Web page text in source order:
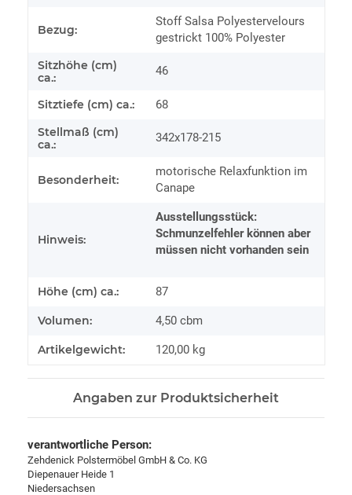
Bezug:
Stoff Salsa Polyestervelours
gestrickt 100% Polyester
Sitzhöhe (cm)
ca.:
46
Sitztiefe (cm) ca.:
68
Stellmaß (cm)
ca.:
342x178-215
Besonderheit:
motorische Relaxfunktion im
Canape
Hinweis:
Ausstellungsstück:
Schmunzelfehler können aber
müssen nicht vorhanden sein
Höhe (cm) ca.: 87
Volumen: 4,50 cbm
Artikelgewicht: 120,00 kg
Angaben zur Produktsicherheit
verantwortliche Person:
Zehdenick Polstermöbel GmbH & Co. KG
Diepenauer Heide 1
Niedersachsen